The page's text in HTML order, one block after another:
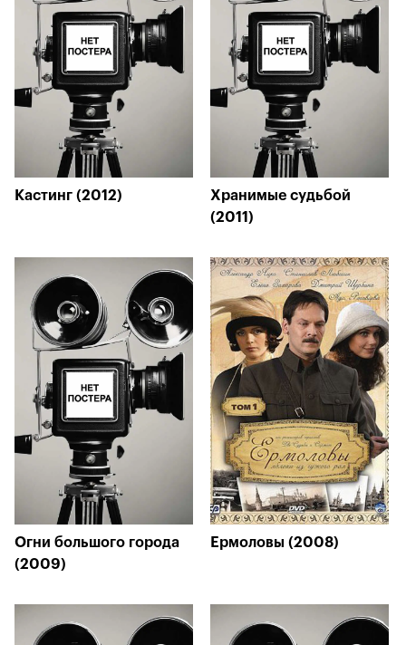
Кастинг (2012)
Хранимые судьбой
(2011)
Огни большого города
(2009)
Ермоловы (2008)